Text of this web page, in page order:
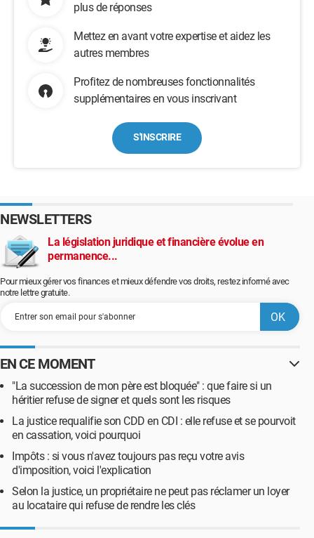
plus de réponses
Mettez en avant votre expertise et aidez les
autres membres
Profitez de nombreuses fonctionnalités
supplémentaires en vous inscrivant
S'INSCRIRE
NEWSLETTERS
La législation juridique et financière évolue en
permanence...
Pour mieux gérer vos finances et mieux défendre vos droits, restez informé avec
notre lettre gratuite.
EN CE MOMENT
"La succession de mon père est bloquée" : que faire si un
héritier refuse de signer et quels sont les risques
La justice requalifie son CDD en CDI : elle refuse et se pourvoit
en cassation, voici pourquoi
Impôts : si vous n'avez toujours pas reçu votre avis
d'imposition, voici l'explication
Selon la justice, un propriétaire ne peut pas réclamer un loyer
au locataire qui refuse de rendre les clés